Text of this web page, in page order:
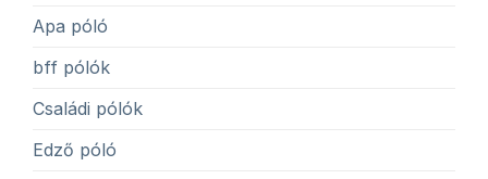
Apa póló
bff pólók
Családi pólók
Edző póló